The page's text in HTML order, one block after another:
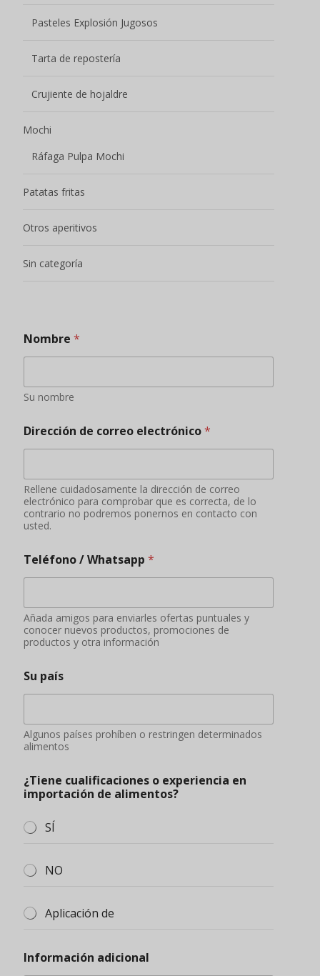
Pasteles Explosión Jugosos
Tarta de repostería
Crujiente de hojaldre
Mochi
Ráfaga Pulpa Mochi
Patatas fritas
Otros aperitivos
Sin categoría
Nombre *
Su nombre
Dirección de correo electrónico*
Rellene cuidadosamente la dirección de correo
electrónico para comprobar que es correcta, de lo
contrario no podremos ponernos en contacto con
usted.
Teléfono / Whatsapp *
Añada amigos para enviarles ofertas puntuales y
conocer nuevos productos, promociones de
productos y otra información
Su país
Algunos países prohíben o restringen determinados
alimentos
¿Tiene cualificaciones o experiencia en
importación de alimentos?
SÍ
NO
Aplicación de
Información adicional